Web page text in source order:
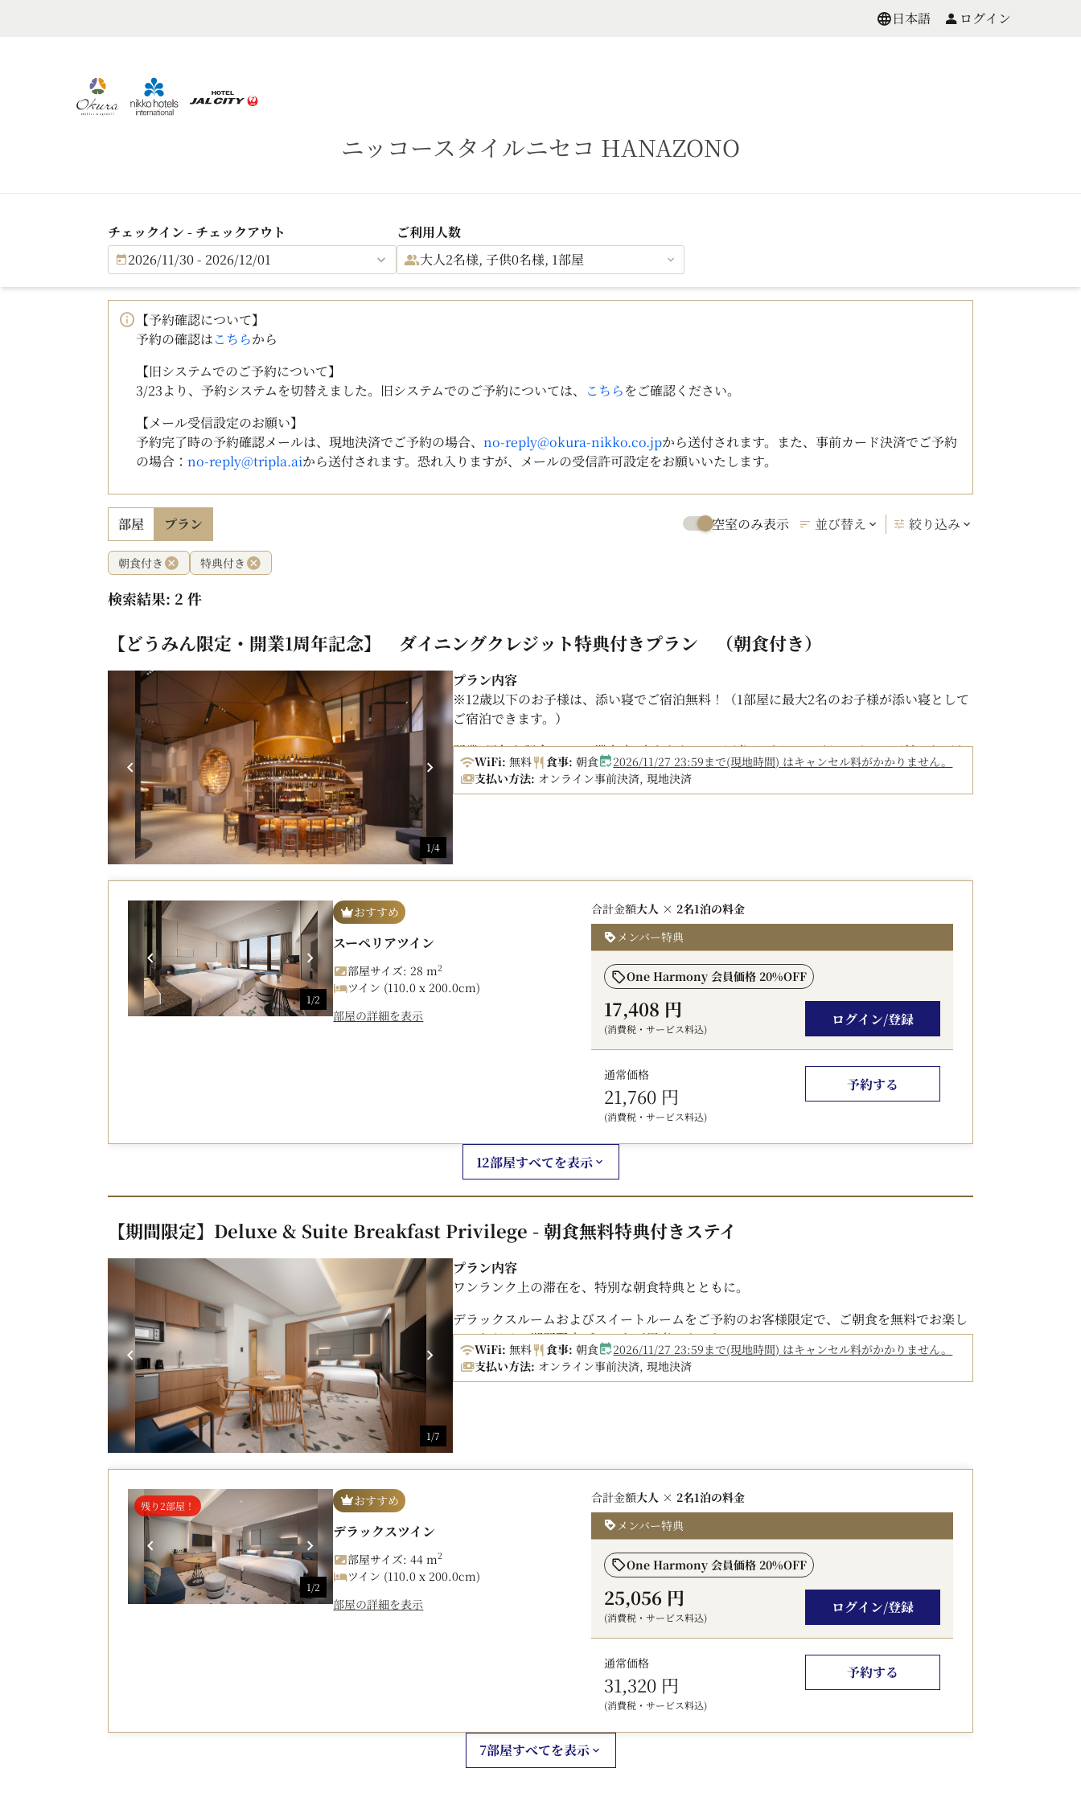
日本語 ログイン
ニッコースタイルニセコ HANAZONO
チェックイン - チェックアウト
2026/11/30 - 2026/12/01
ご利用人数
大人2名様, 子供0名様, 1部屋
【予約確認について】
予約の確認はこちらから
【旧システムでのご予約について】
3/23より、予約システムを切替えました。旧システムでのご予約については、
こちらをご確認ください。
【メール受信設定のお願い】
予約完了時の予約確認メールは、現地決済でご予約の場合、no-reply@okura-nikko.co.jpから送付されます。また、事前カード決済でご予約
の場合：no-reply@tripla.aiから送付されます。恐れ入りますが、メールの受信許可設定をお願いいたします。
部屋 プラン 空室のみ表示 並び替え 絞り込み
朝食付き 特典付き
検索結果: 2 件
【どうみん限定・開業1周年記念】 ダイニングクレジット特典付きプラン （朝食付き）
1/4
プラン内容
※12歳以下のお子様は、添い寝でご宿泊無料！（1部屋に最大2名のお子様が添い寝として
ご宿泊できます。）
開業1周年を記念して、1滞在中1室あたり5,000円分のダイニングクレジットが付いたどう
みんプランをご用意いたしました。
■必ずご確認ください■
〇ダイニングクレジットは、1滞在中、1室5,000円です。※2泊、3泊は、1滞在となりま
〇当プランは北海道にお住まいの方限定のプランです。チェックイン時に証明書のご提示
をお願いします。
ご朝食：6:30 - 10:30（ラストオーダー:10:00）
ディナー（アラカルト、ビュッフェ）：17:00～21:30（ラストオーダー：21:00）
テイクアウトメニューもご用意しております。（ご提供時間：11:30～21:00）
WiFi:無料 食事:朝食
2026/11/27 23:59まで(現地時間) はキャンセル料がかかりません。
支払い方法: オンライン事前決済, 現地決済
1/2
おすすめ
スーペリアツイン
部屋サイズ: 28 m2
ツイン (110.0 x 200.0cm)
部屋の詳細を表示
合計金額大人 × 2名1泊の料金
メンバー特典
One Harmony 会員価格 20%OFF
17,408 円
(消費税・サービス料込)
ログイン/登録
通常価格
21,760 円
(消費税・サービス料込)
予約する
12部屋すべてを表示
【期間限定】Deluxe & Suite Breakfast Privilege - 朝食無料特典付きステイ
1/7
プラン内容
ワンランク上の滞在を、特別な朝食特典とともに。
デラックスルームおよびスイートルームをご予約のお客様限定で、ご朝食を無料でお楽し
みいただける期間限定プランをご用意しました。
北海道・ニセコの大自然に囲まれた朝。
タイルステイをお楽しみください。
・ご朝食無料（通常 大人1名様 ￥4,500）
・対象客室：各種デラックスルーム / 各種スイートルーム
・Style Kitchen 朝食ブッフェ付き
6:30 AM – 10:30 AM（L.O. 10:00 AM）
・表示料金には朝食特典が含まれております。
・12歳以下のお子様は添い寝でご利用いただけます。
WiFi:無料 食事:朝食
2026/11/27 23:59まで(現地時間) はキャンセル料がかかりません。
支払い方法: オンライン事前決済, 現地決済
残り2部屋！
1/2
おすすめ
デラックスツイン
部屋サイズ: 44 m2
ツイン (110.0 x 200.0cm)
部屋の詳細を表示
合計金額大人 × 2名1泊の料金
メンバー特典
One Harmony 会員価格 20%OFF
25,056 円
(消費税・サービス料込)
ログイン/登録
通常価格
31,320 円
(消費税・サービス料込)
予約する
7部屋すべてを表示